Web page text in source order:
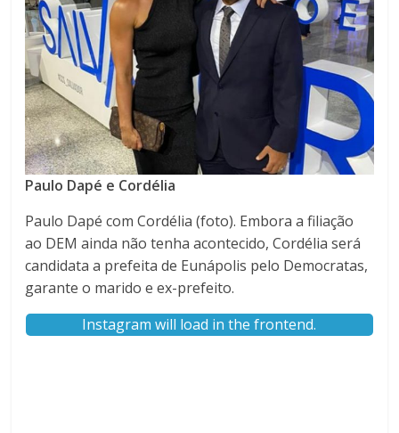
Paulo Dapé e Cordélia
Paulo Dapé com Cordélia (foto). Embora a filiação
ao DEM ainda não tenha acontecido, Cordélia será
candidata a prefeita de Eunápolis pelo Democratas,
garante o marido e ex-prefeito.
Instagram will load in the frontend.